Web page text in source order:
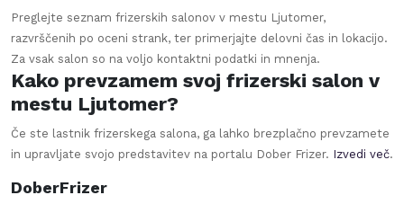
Preglejte seznam frizerskih salonov v mestu Ljutomer,
razvrščenih po oceni strank, ter primerjajte delovni čas in lokacijo.
Za vsak salon so na voljo kontaktni podatki in mnenja.
Kako prevzamem svoj frizerski salon v
mestu Ljutomer?
Če ste lastnik frizerskega salona, ga lahko brezplačno prevzamete
in upravljate svojo predstavitev na portalu Dober Frizer. Izvedi več.
DoberFrizer